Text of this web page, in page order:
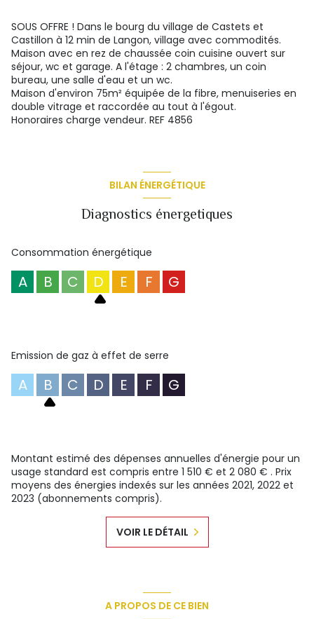
SOUS OFFRE ! Dans le bourg du village de Castets et
Castillon à 12 min de Langon, village avec commodités.
Maison avec en rez de chaussée coin cuisine ouvert sur
séjour, wc et garage. A l'étage : 2 chambres, un coin
bureau, une salle d'eau et un wc.
Maison d'environ 75m² équipée de la fibre, menuiseries en
double vitrage et raccordée au tout à l'égout.
Honoraires charge vendeur. REF 4856
BILAN ÉNERGÉTIQUE
Diagnostics énergetiques
Consommation énergétique
A B C D E F G
Emission de gaz à effet de serre
A B C D E F G
Montant estimé des dépenses annuelles d'énergie pour un
usage standard est compris entre 1 510 € et 2 080 € . Prix
moyens des énergies indexés sur les années 2021, 2022 et
2023 (abonnements compris).
VOIR LE DÉTAIL
A PROPOS DE CE BIEN